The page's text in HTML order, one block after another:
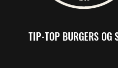
TIP-TOP BURGERS OG